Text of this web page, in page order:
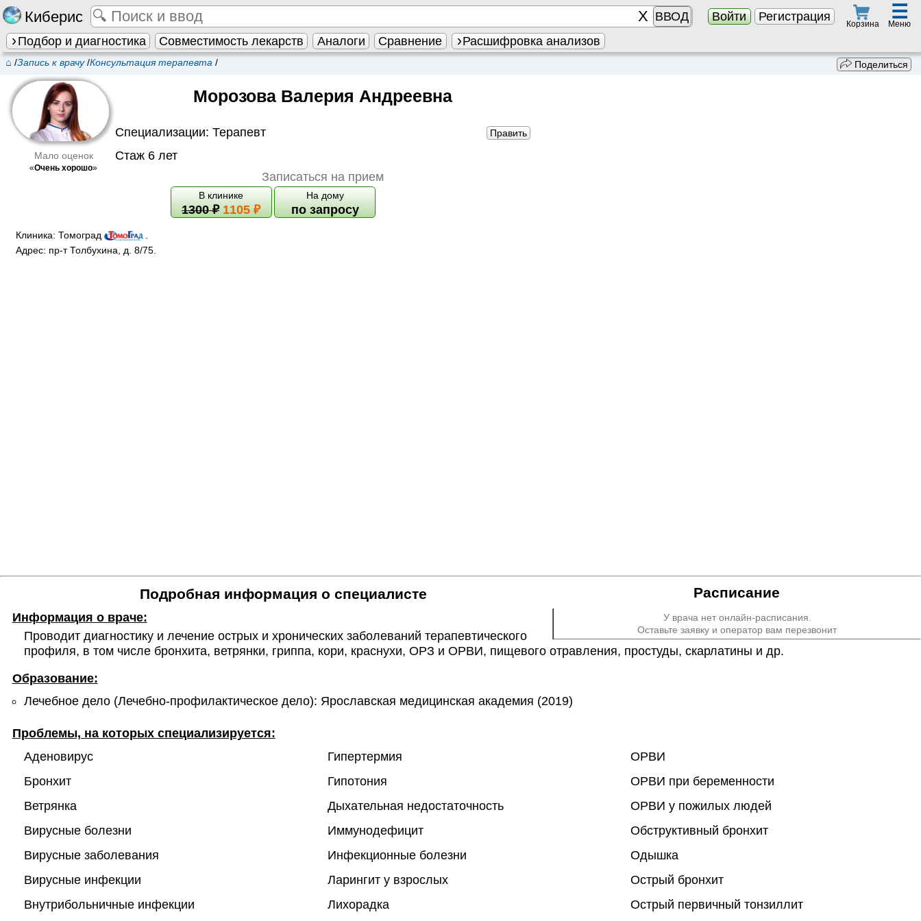
Киберис ВВОД Войти Регистрация
Корзина
☰
Меню
Подбор и диагностика Совместимость лекарств Аналоги Сравнение Расшифровка анализов
⌂ /Запись к врачу/Консультация терапевта/ Поделиться
Мало оценок
«Очень хорошо»
Морозова Валерия Андреевна
Специализации: Терапевт Править
Стаж 6 лет
Записаться на прием
В клинике
1300 ₽ 1105 ₽
На дому
по запросу
Клиника: Томоград
Адрес: пр-т Толбухина, д. 8/75.
Расписание
У врача нет онлайн-расписания.
Оставьте заявку и оператор вам перезвонит
Подробная информация о специалисте
Информация о враче:
Проводит диагностику и лечение острых и хронических заболеваний терапевтического
профиля, в том числе бронхита, ветрянки, гриппа, кори, краснухи, ОРЗ и ОРВИ, пищевого отравления, простуды, скарлатины и др.
Образование:
Лечебное дело (Лечебно-профилактическое дело): Ярославская медицинская академия (2019)
Проблемы, на которых специализируется:
Аденовирус
Бронхит
Ветрянка
Вирусные болезни
Вирусные заболевания
Вирусные инфекции
Внутрибольничные инфекции
Гипертермия
Гипотония
Дыхательная недостаточность
Иммунодефицит
Инфекционные болезни
Ларингит у взрослых
Лихорадка
ОРВИ
ОРВИ при беременности
ОРВИ у пожилых людей
Обструктивный бронхит
Одышка
Острый бронхит
Острый первичный тонзиллит